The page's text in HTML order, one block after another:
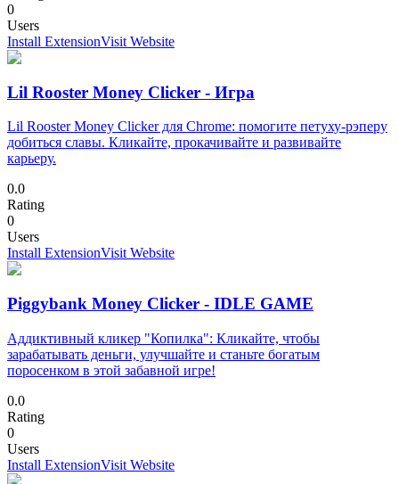
0
Users
Install ExtensionVisit Website
Lil Rooster Money Clicker - Игра
Lil Rooster Money Clicker для Chrome: помогите петуху-рэперу
добиться славы. Кликайте, прокачивайте и развивайте
карьеру.
0.0
Rating
0
Users
Install ExtensionVisit Website
Piggybank Money Clicker - IDLE GAME
Аддиктивный кликер "Копилка": Кликайте, чтобы
зарабатывать деньги, улучшайте и станьте богатым
поросенком в этой забавной игре!
0.0
Rating
0
Users
Install ExtensionVisit Website